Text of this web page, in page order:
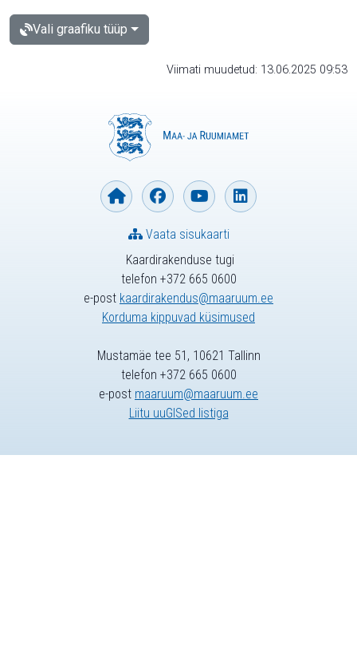
Vali graafiku tüüp
Viimati muudetud: 13.06.2025 09:53
Kaardirakenduse tugi
telefon +372 665 0600
e-post kaardirakendus@maaruum.ee
Korduma kippuvad küsimused
Vaata sisukaarti
Mustamäe tee 51, 10621 Tallinn
telefon +372 665 0600
e-post maaruum@maaruum.ee
Liitu uuGISed listiga